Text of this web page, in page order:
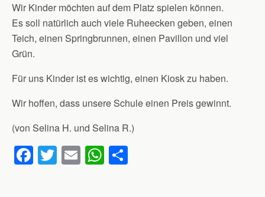
Wir Kinder möchten auf dem Platz spielen können.
Es soll natürlich auch viele Ruheecken geben, einen
Teich, einen Springbrunnen, einen Pavillon und viel
Grün.
Für uns Kinder ist es wichtig, einen Kiosk zu haben.
Wir hoffen, dass unsere Schule einen Preis gewinnt.
(von Selina H. und Selina R.)
F
a
T
wi
E
m
W
h